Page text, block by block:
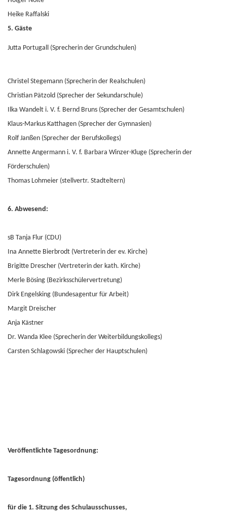
Heike Raffalski
5. Gäste
Jutta Portugall (Sprecherin der Grundschulen)
Christel Stegemann (Sprecherin der Realschulen)
Christian Pätzold (Sprecher der Sekundarschule)
Ilka Wandelt i. V. f. Bernd Bruns (Sprecher der Gesamtschulen)
Klaus-Markus Katthagen (Sprecher der Gymnasien)
Rolf Janßen (Sprecher der Berufskollegs)
Annette Angermann i. V. f. Barbara Winzer-Kluge (Sprecherin der
Förderschulen)
Thomas Lohmeier (stellvertr. Stadteltern)
6. Abwesend:
sB Tanja Flur (CDU)
Ina Annette Bierbrodt (Vertreterin der ev. Kirche)
Brigitte Drescher (Vertreterin der kath. Kirche)
Merle Bösing (Bezirksschülervertretung)
Dirk Engelsking (Bundesagentur für Arbeit)
Margit Dreischer
Anja Kästner
Dr. Wanda Klee (Sprecherin der Weiterbildungskollegs)
Carsten Schlagowski (Sprecher der Hauptschulen)
Veröffentlichte Tagesordnung:
Tagesordnung (öffentlich)
für die 1. Sitzung des Schulausschusses,